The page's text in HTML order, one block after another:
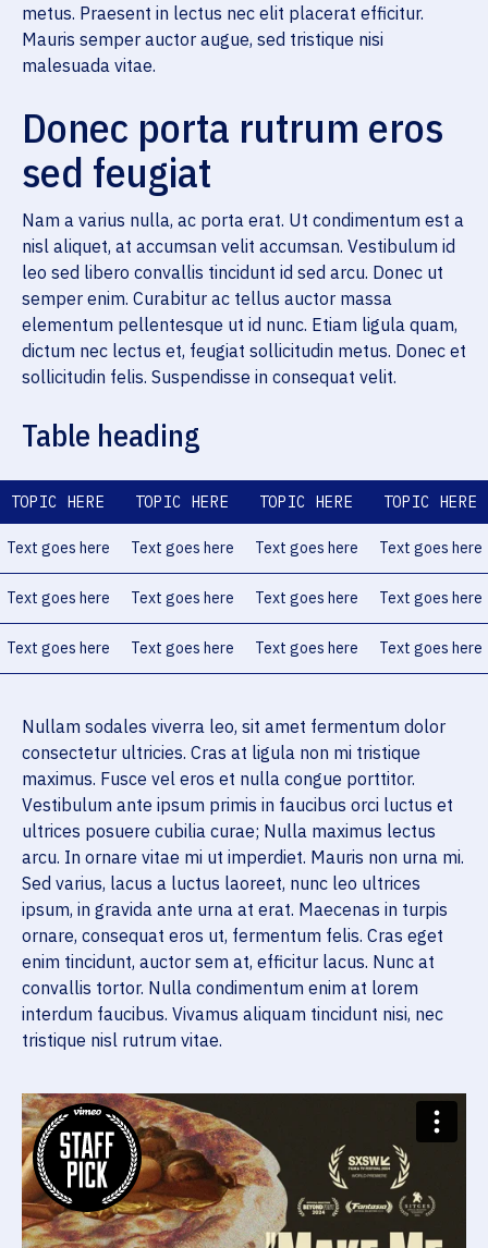
metus. Praesent in lectus nec elit placerat efficitur.
Mauris semper auctor augue, sed tristique nisi
malesuada vitae.
Donec porta rutrum eros
sed feugiat
Nam a varius nulla, ac porta erat. Ut condimentum est a
nisl aliquet, at accumsan velit accumsan. Vestibulum id
leo sed libero convallis tincidunt id sed arcu. Donec ut
semper enim. Curabitur ac tellus auctor massa
elementum pellentesque ut id nunc. Etiam ligula quam,
dictum nec lectus et, feugiat sollicitudin metus. Donec et
sollicitudin felis. Suspendisse in consequat velit.
Table heading
TOPIC HERE TOPIC HERE TOPIC HERE TOPIC HERE
Text goes here Text goes here Text goes here Text goes here
Text goes here Text goes here Text goes here Text goes here
Text goes here Text goes here Text goes here Text goes here
Nullam sodales viverra leo, sit amet fermentum dolor
consectetur ultricies. Cras at ligula non mi tristique
maximus. Fusce vel eros et nulla congue porttitor.
Vestibulum ante ipsum primis in faucibus orci luctus et
ultrices posuere cubilia curae; Nulla maximus lectus
arcu. In ornare vitae mi ut imperdiet. Mauris non urna mi.
Sed varius, lacus a luctus laoreet, nunc leo ultrices
ipsum, in gravida ante urna at erat. Maecenas in turpis
ornare, consequat eros ut, fermentum felis. Cras eget
enim tincidunt, auctor sem at, efficitur lacus. Nunc at
convallis tortor. Nulla condimentum enim at lorem
interdum faucibus. Vivamus aliquam tincidunt nisi, nec
tristique nisl rutrum vitae.